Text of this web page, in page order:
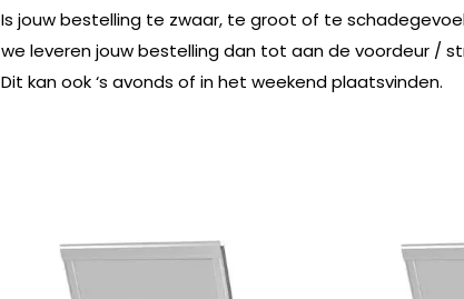
Is jouw bestelling te zwaar, te groot of te
we leveren jouw bestelling dan tot aan de voordeur /
Dit kan ook ‘s avonds of in het weekend plaatsvinden.